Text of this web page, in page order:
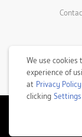
© Copyright
We use cookies
experience of
at Privacy Policy
clicking Settings